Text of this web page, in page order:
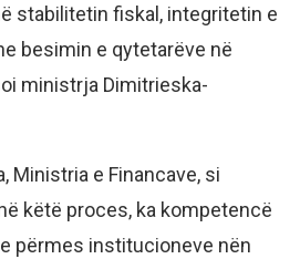
stabilitetin fiskal, integritetin e
besimin e qytetarëve në
ministrja Dimitrieska-
Ministria e Financave, si
këtë proces, ka kompetencë
përmes institucioneve nën